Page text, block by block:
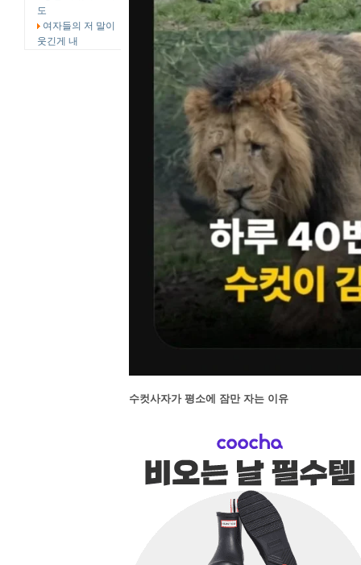
도
여자들의 저 말이
웃긴게 내
수컷사자가 평소에 잠만 자는 이유